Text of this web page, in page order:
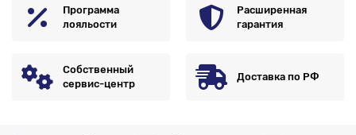
Программа
лояльости
Расширенная
гарантия
Собственный
сервис-центр
Доставка по РФ